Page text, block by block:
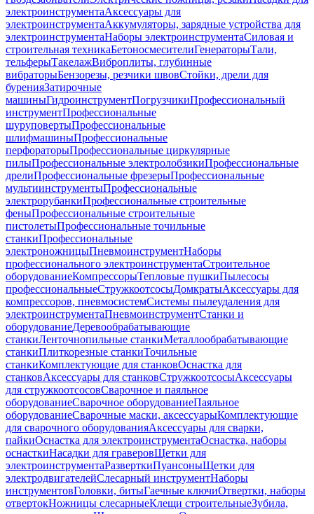
электроинструментаАксессуары для
электроинструментаАккумуляторы, зарядные устройства для
электроинструментаНаборы электроинструментаСиловая и
строительная техникаБетоносмесителиГенераторыТали,
тельферыТакелажВиброплиты, глубинные
вибраторыБензорезы, резчики швовСтойки, дрели для
буренияЗатирочные
машиныГидроинструментПогрузчикиПрофессиональный
инструментПрофессиональные
шуруповертыПрофессиональные
шлифмашиныПрофессиональные
перфораторыПрофессиональные циркулярные
пилыПрофессиональные электролобзикиПрофессиональные
дрелиПрофессиональные фрезерыПрофессиональные
мультиинструментыПрофессиональные
электрорубанкиПрофессиональные строительные
феныПрофессиональные строительные
пистолетыПрофессиональные точильные
станкиПрофессиональные
электроножницыПневмоинструментНаборы
профессионального электроинструментаСтроительное
оборудованиеКомпрессорыТепловые пушкиПылесосы
профессиональныеСтружкоотсосыДомкратыАксессуары для
компрессоров, пневмосистемСистемы пылеудаления для
электроинструментаПневмоинструментСтанки и
оборудованиеДеревообрабатывающие
станкиЛенточнопильные станкиМеталлообрабатывающие
станкиПлиткорезные станкиТочильные
станкиКомплектующие для станковОснастка для
станковАксессуары для станковСтружкоотсосыАксессуары
для стружкоотсосовСварочное и паяльное
оборудованиеСварочное оборудованиеПаяльное
оборудованиеСварочные маски, аксессуарыКомплектующие
для сварочного оборудованияАксессуары для сварки,
пайкиОснастка для электроинструментаОснастка, наборы
оснасткиНасадки для граверовЩетки для
электроинструментаРазверткиПуансоныЩетки для
электродвигателейСлесарный инструментНаборы
инструментовГоловки, битыГаечные ключиОтвертки, наборы
отвертокНожницы слесарныеКлещи строительныеЗубила,